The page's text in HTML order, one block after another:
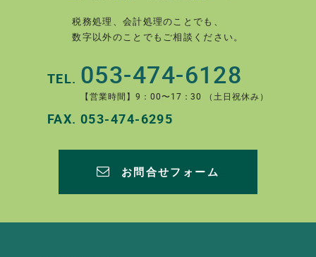
税務処理、会計処理のことでも、
数字以外のことでもご相談ください。
TEL. 053-474-6128
【営業時間】9：00〜17：30 （土日祝休み）
FAX. 053-474-6295
お問合せフォーム